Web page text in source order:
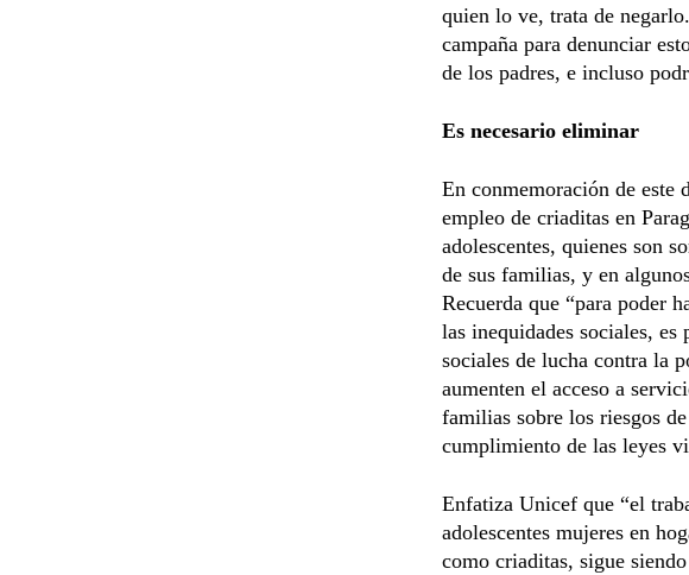
quien lo ve, trata de
campaña para denunciar
de los padres, e incluso
Es necesario eliminar
En conmemoración de este
empleo de criaditas en
adolescentes, quienes son
de sus familias, y en
Recuerda que “para poder
las inequidades sociales, es
sociales de lucha contra la
aumenten el acceso a
familias sobre los riesgos
cumplimiento de las leyes
Enfatiza Unicef que “el
adolescentes mujeres en
como criaditas, sigue